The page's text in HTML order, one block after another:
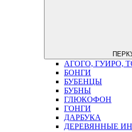
АГОГО, ГУИРО,
БОНГИ
БУБЕНЦЫ
БУБНЫ
ГЛЮКОФОН
ГОНГИ
ДАРБУКА
ДЕРЕВЯННЫЕ